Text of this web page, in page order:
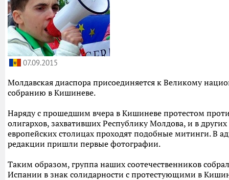
07.09.2015
Молдавская диаспора присоединяется к Великому
собранию в Кишиневе.
Наряду с прошедшим вчера в Кишиневе протестом
олигархов, захвативших Республику Молдова, и в других
европейских столицах проходят подобные митинги. В
редакции пришли первые фотографии.
Таким образом, группа наших соотечественников
Испании в знак солидарности с протестующими в